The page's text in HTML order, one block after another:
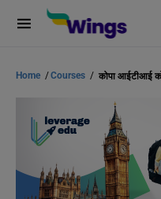
Home /Courses /